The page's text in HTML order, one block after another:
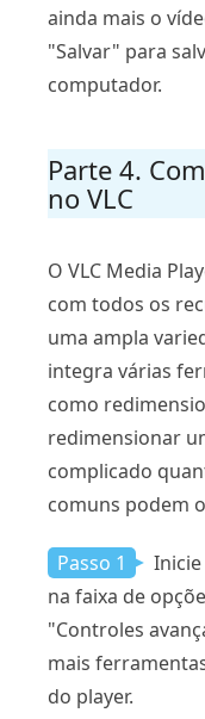
ainda mais o
"Salvar" para
computador.
Parte 4.
no VLC
O VLC Media
com todos os
uma ampla
integra várias
como
redimensionar
complicado
comuns podem
Passo 1
na faixa de
"Controles
mais
do player.